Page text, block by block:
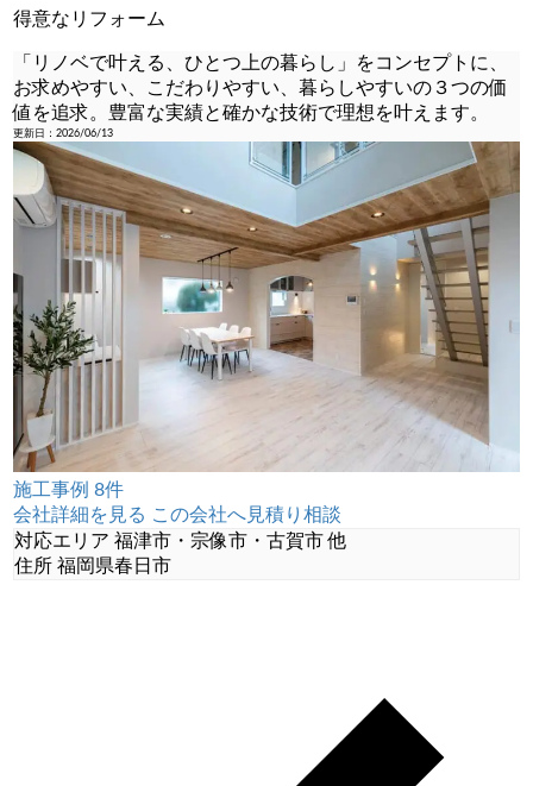
得意なリフォーム
「リノベで叶える、ひとつ上の暮らし」をコンセプトに、
お求めやすい、こだわりやすい、暮らしやすいの３つの価
値を追求。豊富な実績と確かな技術で理想を叶えます。
更新日：2026/06/13
施工事例 8件
会社詳細を見る この会社へ見積り相談
対応エリア 福津市・宗像市・古賀市 他
住所 福岡県春日市